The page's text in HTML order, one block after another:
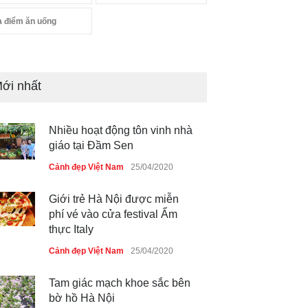
điểm ăn uống
nhất
Nhiều hoạt động tôn vinh nhà
giáo tại Đầm Sen
Cảnh đẹp Việt Nam 25/04/2020
Giới trẻ Hà Nội được miễn
phí vé vào cửa festival Ẩm
thực Italy
Cảnh đẹp Việt Nam 25/04/2020
Tam giác mạch khoe sắc bên
bờ hồ Hà Nội